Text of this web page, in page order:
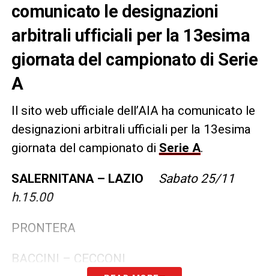
comunicato le designazioni
arbitrali ufficiali per la 13esima
giornata del campionato di Serie
A
Il sito web ufficiale dell’AIA ha comunicato le
designazioni arbitrali ufficiali per la 13esima
giornata del campionato di Serie A.
SALERNITANA – LAZIO Sabato 25/11
h.15.00
PRONTERA
BACCINI – CECCONI